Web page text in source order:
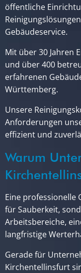
öffentliche
Gebäudeservice.
Mit über 30 Jahren
und über 400
erfahrenen
Württemberg.
Unsere
Anforderungen
effizient und
Warum
Eine professionelle
für Sauberkeit,
Arbeitsbereiche,
langfristige
Gerade für
Kirchentellinsfurt